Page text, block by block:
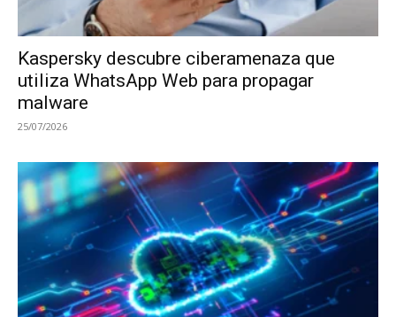
Kaspersky descubre ciberamenaza que
utiliza WhatsApp Web para propagar
malware
25/07/2026